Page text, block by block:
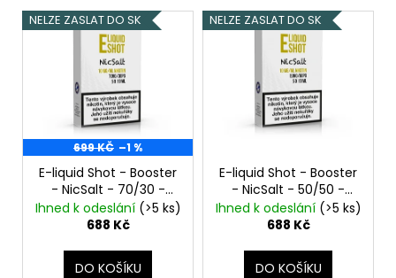
V
ý
p
r
NELZE ZASLAT DO SK
699 KČ –1 %
E-liquid Shot - Booster
- NicSalt - 70/30 -
10mg - 5x10ml
Ihned k odeslání (>5 ks)
688 Kč
DO KOŠÍKU
NELZE ZASLAT DO SK
E-liquid Shot - Booster
- NicSalt - 50/50 -
10mg - 5x10ml
Ihned k odeslání (>5 ks)
688 Kč
DO KOŠÍKU
195
Kč